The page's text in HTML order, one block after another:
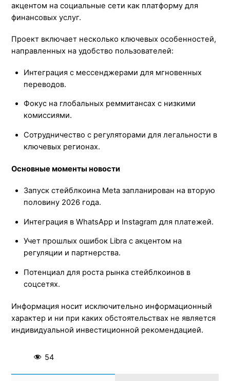
акцентом на социальные сети как платформу для
финансовых услуг.
Проект включает несколько ключевых особенностей,
направленных на удобство пользователей:
Интеграция с мессенджерами для мгновенных
переводов.
Фокус на глобальных реммитансах с низкими
комиссиями.
Сотрудничество с регуляторами для легальности в
ключевых регионах.
Основные моменты новости
Запуск стейблкоина Meta запланирован на вторую
половину 2026 года.
Интеграция в WhatsApp и Instagram для платежей.
Учет прошлых ошибок Libra с акцентом на
регуляции и партнерства.
Потенциал для роста рынка стейблкоинов в
соцсетях.
Информация носит исключительно информационный
характер и ни при каких обстоятельствах не является
индивидуальной инвестиционной рекомендацией.
54